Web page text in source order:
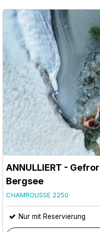
ANNULLIERT -
Bergsee
CHAMROUSSE 2250
Nur mit Reservierung